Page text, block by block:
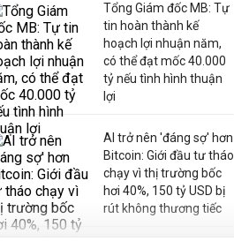
Tổng Giám đốc MB: Tự
tin hoàn thành kế
hoạch lợi nhuận năm,
có thể đạt mốc 40.000
tỷ nếu tình hình thuận
lợi
AI trở nên 'đáng sợ' hơn
Bitcoin: Giới đầu tư tháo
chạy vì thị trường bốc
hơi 40%, 150 tỷ USD bị
rút không thương tiếc